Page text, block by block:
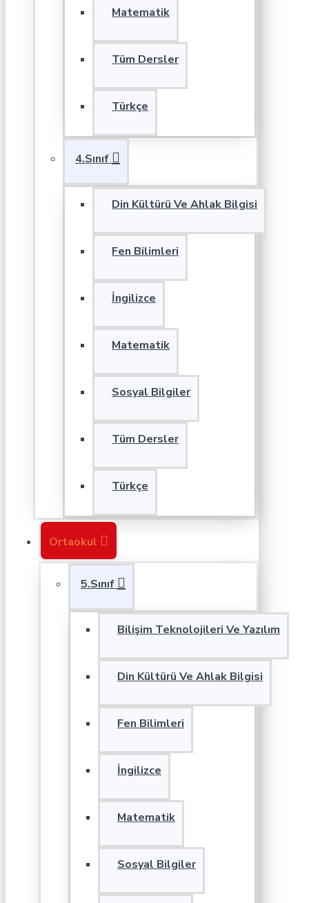
Matematik
Tüm Dersler
Türkçe
4.Sınıf
Din Kültürü Ve Ahlak Bilgisi
Fen Bilimleri
İngilizce
Matematik
Sosyal Bilgiler
Tüm Dersler
Türkçe
Ortaokul
5.Sınıf
Bilişim Teknolojileri Ve Yazılım
Din Kültürü Ve Ahlak Bilgisi
Fen Bilimleri
İngilizce
Matematik
Sosyal Bilgiler